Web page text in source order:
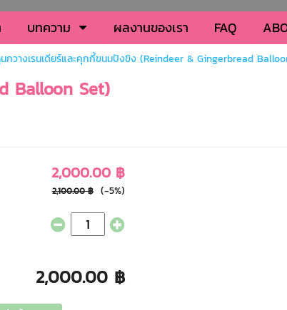
บทความ ผลงานของเรา FAQ
กวางเรนเดียร์และคุกกี้ขนมปังขิง (Reindeer & Gingerbread
Balloon Set)
2,000.00 ฿
2,100.00 ฿ (-5%)
2,000.00 ฿